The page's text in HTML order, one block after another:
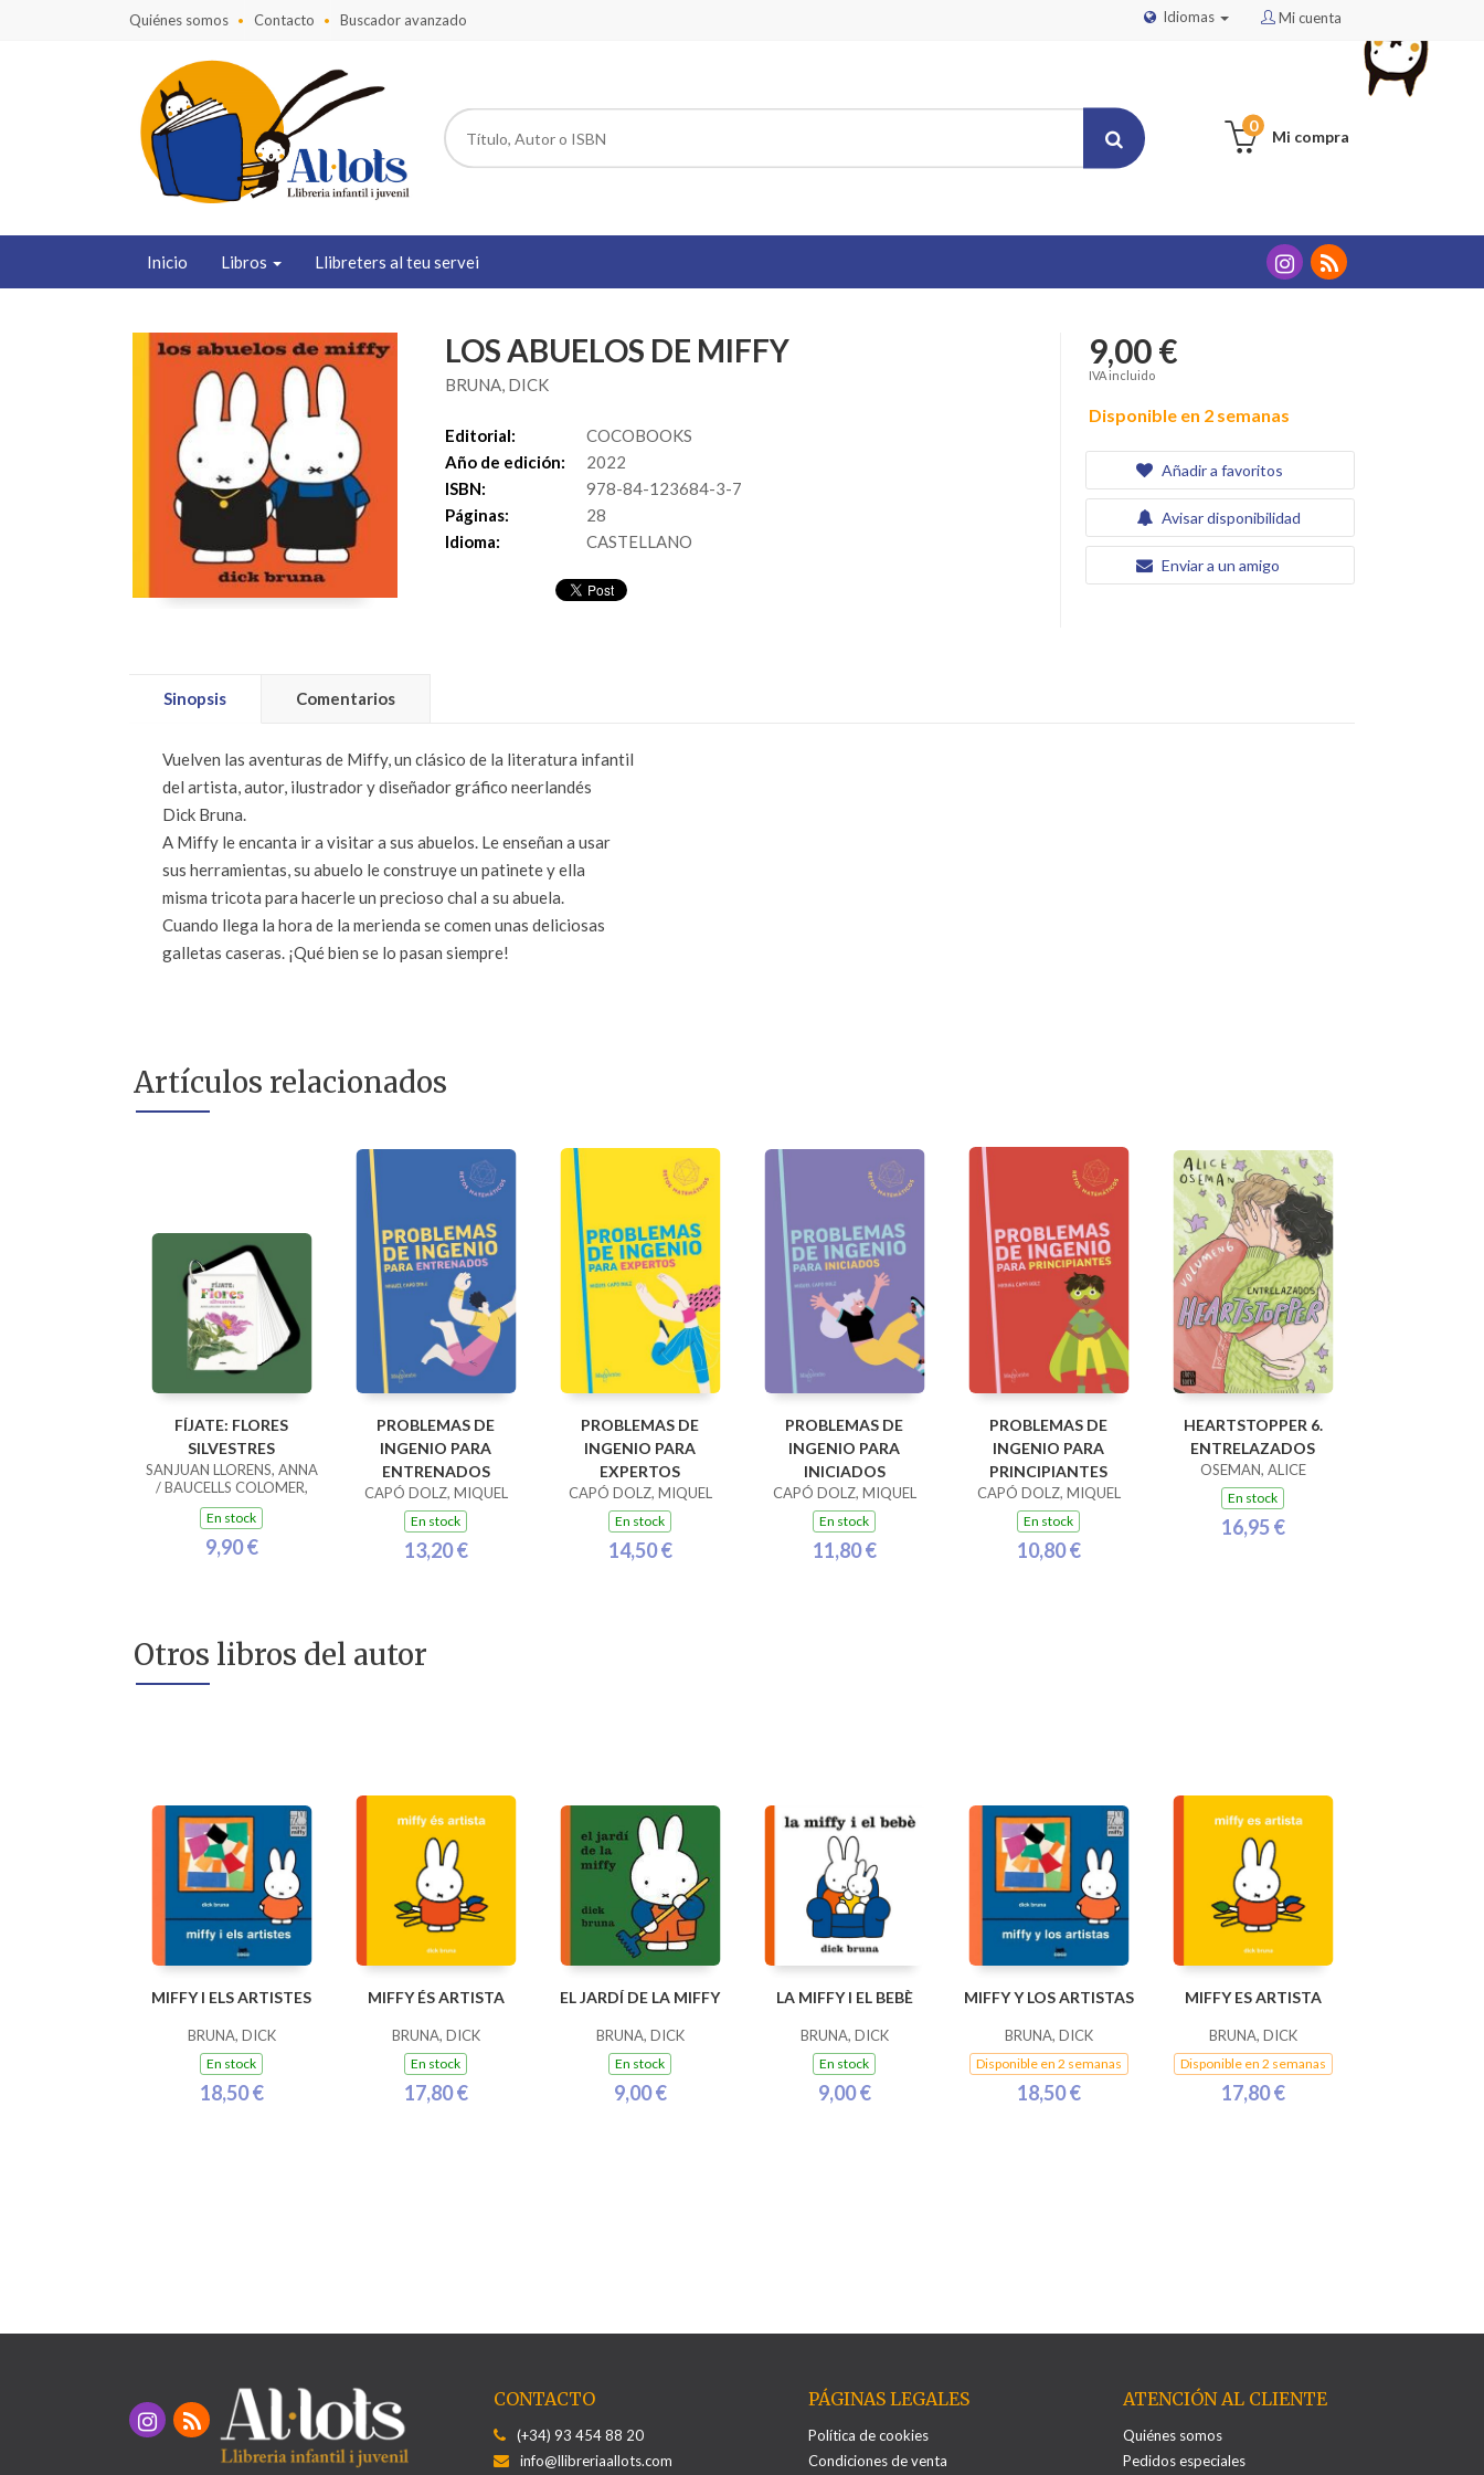
Mi cuenta
Idiomas
Quiénes somos Contacto Buscador avanzado
Mi compra
0
Inicio Libros Llibreters al teu servei
LOS ABUELOS DE MIFFY
BRUNA, DICK
Editorial:
COCOBOOKS
Año de edición:
2022
ISBN:
978-84-123684-3-7
Páginas:
28
Idioma:
CASTELLANO
9,00 €
IVA incluido
Disponible en 2 semanas
Añadir a favoritos
Avisar disponibilidad
Enviar a un amigo
Sinopsis Comentarios
Vuelven las aventuras de Miffy, un clásico de la literatura infantil
del artista, autor, ilustrador y diseñador gráfico neerlandés
Dick Bruna.
A Miffy le encanta ir a visitar a sus abuelos. Le enseñan a usar
sus herramientas, su abuelo le construye un patinete y ella
misma tricota para hacerle un precioso chal a su abuela.
Cuando llega la hora de la merienda se comen unas deliciosas
galletas caseras. ¡Qué bien se lo pasan siempre!
Artículos relacionados
FÍJATE: FLORES
SILVESTRES
SANJUAN LLORENS, ANNA
/ BAUCELLS COLOMER,
RAMON
En stock
9,90 €
PROBLEMAS DE
INGENIO PARA
ENTRENADOS
CAPÓ DOLZ, MIQUEL
En stock
13,20 €
PROBLEMAS DE
INGENIO PARA
EXPERTOS
CAPÓ DOLZ, MIQUEL
En stock
14,50 €
PROBLEMAS DE
INGENIO PARA
INICIADOS
CAPÓ DOLZ, MIQUEL
En stock
11,80 €
PROBLEMAS DE
INGENIO PARA
PRINCIPIANTES
CAPÓ DOLZ, MIQUEL
En stock
10,80 €
HEARTSTOPPER 6.
ENTRELAZADOS
OSEMAN, ALICE
En stock
16,95 €
Otros libros del autor
MIFFY I ELS ARTISTES
BRUNA, DICK
En stock
18,50 €
MIFFY ÉS ARTISTA
BRUNA, DICK
En stock
17,80 €
EL JARDÍ DE LA MIFFY
BRUNA, DICK
En stock
9,00 €
LA MIFFY I EL BEBÈ
BRUNA, DICK
En stock
9,00 €
MIFFY Y LOS ARTISTAS
BRUNA, DICK
Disponible en 2 semanas
18,50 €
MIFFY ES ARTISTA
BRUNA, DICK
Disponible en 2 semanas
17,80 €
CONTACTO
(+34) 93 454 88 20
info@llibreriaallots.com
PÁGINAS LEGALES
Política de cookies
Condiciones de venta
ATENCIÓN AL CLIENTE
Quiénes somos
Pedidos especiales